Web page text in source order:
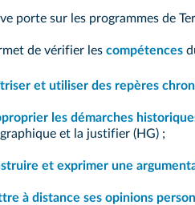
porte sur les programmes de
de vérifier les compétences
et utiliser des repères
les démarches
et la justifier (HG) ;
et exprimer une
à distance ses opinions